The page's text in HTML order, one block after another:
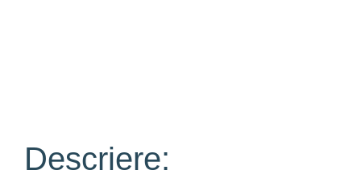
Descriere: